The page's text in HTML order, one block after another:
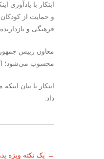
ابتکار با
و حمایت از
فرهنگی و
معاون رییس
محسوب می‌شود؛ اگر
داد.
یک نکته ویژه →